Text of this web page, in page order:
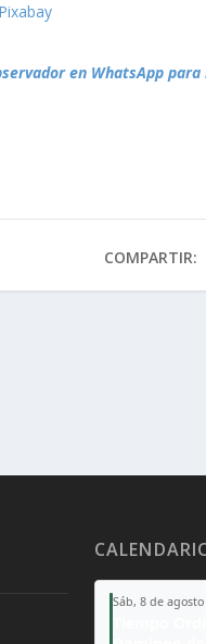
Pixabay
en WhatsApp
COMPARTIR:
Sáb, 8 de